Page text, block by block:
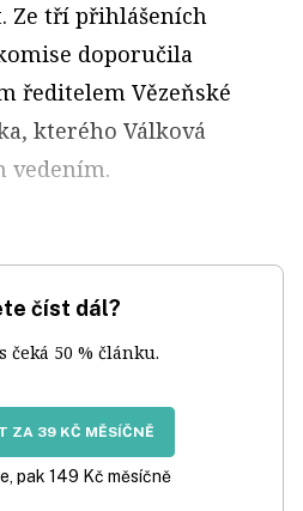
Ze tří přihlášeních
doporučila
ředitelem Vězeňské
kterého Válková
vedením.
číst dál?
čeká 50 % článku.
ZA 39 KČ MĚSÍČNĚ
pak 149 Kč měsíčně